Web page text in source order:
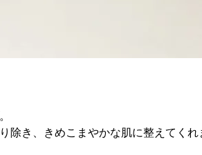
除き、きめこまやかな肌に整えてくれ